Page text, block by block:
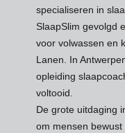
specialiseren in
SlaapSlim gevolgd
voor volwassen en
Lanen. In
opleiding
voltooid.
De grote uitdaging
om mensen